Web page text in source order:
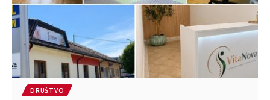
DRUŠTVO